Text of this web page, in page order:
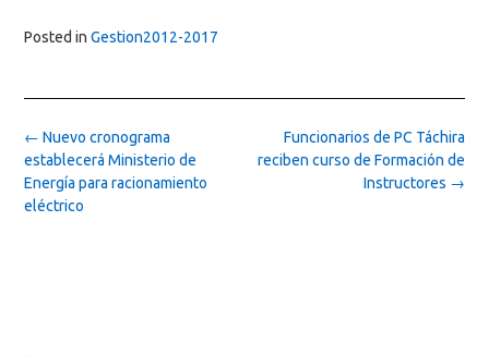
Posted in Gestion2012-2017
Post
navigation
Funcionarios de PC Táchira
reciben curso de Formación de
Instructores →
← Nuevo cronograma
establecerá Ministerio de
Energía para racionamiento
eléctrico